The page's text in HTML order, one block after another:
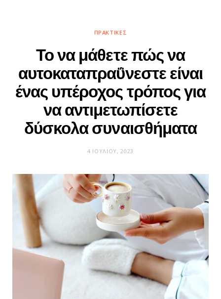
ΠΡΑΚΤΙΚΈΣ
Το να μάθετε πώς να
αυτοκαταπραΰνεστε είναι
ένας υπέροχος τρόπος για
να αντιμετωπίσετε
δύσκολα συναισθήματα
4 ΙΟΥΛΊΟΥ, 2023